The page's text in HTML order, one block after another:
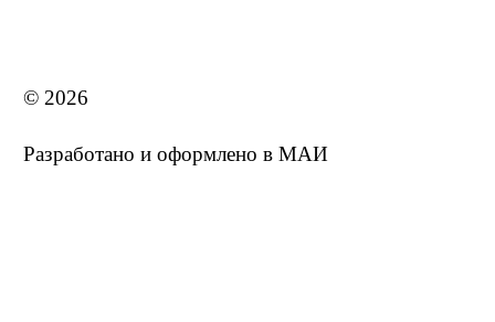
© 2026
Разработано и оформлено в МАИ